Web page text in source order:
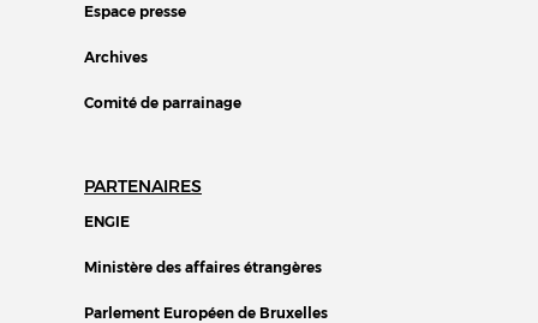
Espace presse
Archives
Comité de parrainage
PARTENAIRES
ENGIE
Ministère des affaires étrangères
Parlement Européen de Bruxelles